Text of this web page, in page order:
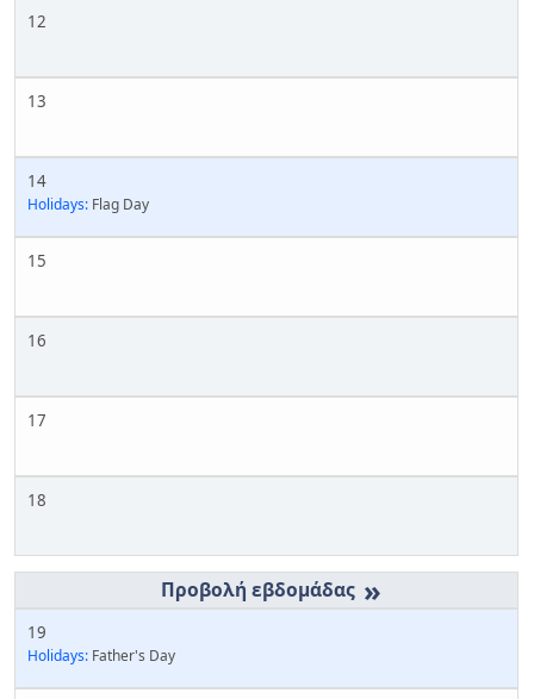
12
13
14
Holidays: Flag Day
15
16
17
18
»
19
Holidays: Father's Day